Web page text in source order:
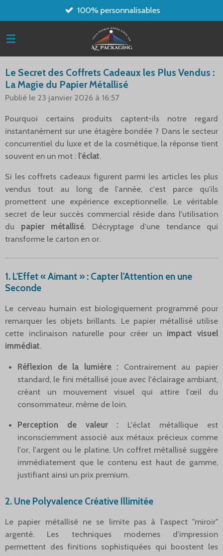
au
contenu
100% personnalisables
Le Secret des Coffrets Cadeaux les Plus Vendus :
La Magie du Papier Métallisé
Publié le 23 janvier 2026 à 16:57
Pourquoi certains produits captent-ils notre regard
instantanément sur une étagère bondée ? Dans le secteur
concurrentiel du luxe et de la cosmétique, la réponse tient
souvent en un mot : l'éclat.
Si les coffrets cadeaux figurent parmi les articles les plus
vendus tout au long de l'année, c'est parce qu'ils
promettent une expérience exceptionnelle. Le véritable
secret de leur succès commercial réside dans l'utilisation
du papier métallisé. Décryptage d'une tendance qui
transforme le carton en or.
1. L'Effet « Aimant » : Capter l'Attention en une
Seconde
Le cerveau humain est biologiquement programmé pour
remarquer les objets brillants. Le papier métallisé utilise
cette inclinaison naturelle pour créer un impact visuel
immédiat.
Réflexion de la lumière : Contrairement au papier
standard, le fini métallisé joue avec l'éclairage ambiant,
créant un mouvement visuel qui attire l'œil du
consommateur, même de loin.
Perception de valeur : L'éclat métallique est
inconsciemment associé aux métaux précieux comme
l'or, l'argent ou le platine. Un coffret métallisé suggère
immédiatement que le contenu est haut de gamme,
justifiant ainsi un prix premium.
2. Une Polyvalence Créative Illimitée
Le papier métallisé ne se limite pas à l'aspect "miroir"
argenté. Les techniques modernes d'impression
permettent des finitions sophistiquées qui boostent les